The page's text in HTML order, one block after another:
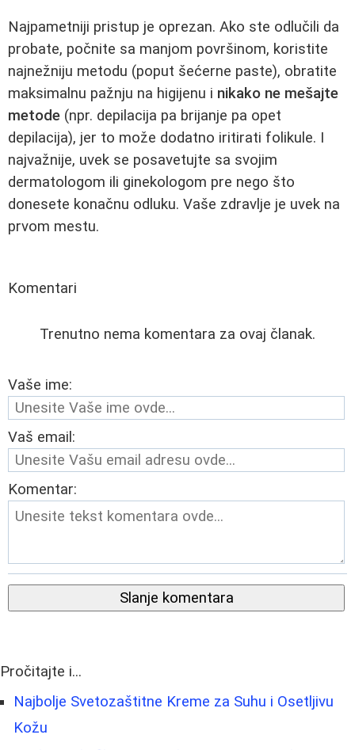
Najpametniji pristup je oprezan. Ako ste odlučili da
probate, počnite sa manjom površinom, koristite
najnežniju metodu (poput šećerne paste), obratite
maksimalnu pažnju na higijenu i nikako ne mešajte
metode (npr. depilacija pa brijanje pa opet
depilacija), jer to može dodatno iritirati folikule. I
najvažnije, uvek se posavetujte sa svojim
dermatologom ili ginekologom pre nego što
donesete konačnu odluku. Vaše zdravlje je uvek na
prvom mestu.
Komentari
Trenutno nema komentara za ovaj članak.
Vaše ime:
Vaš email:
Komentar:
Slanje komentara
Pročitajte i...
Najbolje Svetozaštitne Kreme za Suhu i Osetljivu
Kožu